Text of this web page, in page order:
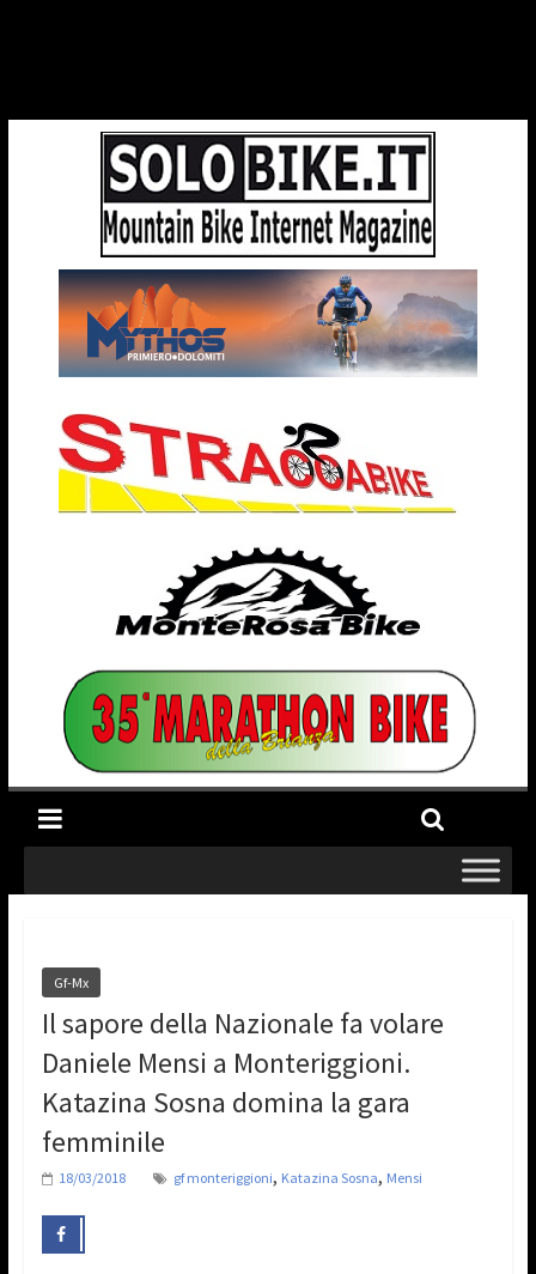
Gf-Mx
Il sapore della Nazionale fa volare
Daniele Mensi a Monteriggioni.
Katazina Sosna domina la gara
femminile
18/03/2018 gf monteriggioni, Katazina Sosna, Mensi